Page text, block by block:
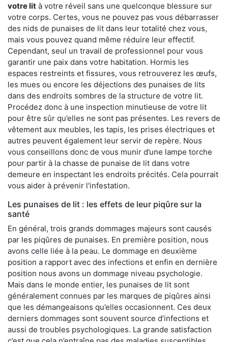
votre lit à votre réveil sans une quelconque blessure sur
votre corps. Certes, vous ne pouvez pas vous débarrasser
des nids de punaises de lit dans leur totalité chez vous,
mais vous pouvez quand même réduire leur effectif.
Cependant, seul un travail de professionnel pour vous
garantir une paix dans votre habitation. Hormis les
espaces restreints et fissures, vous retrouverez les œufs,
les mues ou encore les déjections des punaises de lits
dans des endroits sombres de la structure de votre lit.
Procédez donc à une inspection minutieuse de votre lit
pour être sûr qu’elles ne sont pas présentes. Les revers de
vêtement aux meubles, les tapis, les prises électriques et
autres peuvent également leur servir de repère. Nous
vous conseillons donc de vous munir d’une lampe torche
pour partir à la chasse de punaise de lit dans votre
demeure en inspectant les endroits précités. Cela pourrait
vous aider à prévenir l'infestation.
Les punaises de lit : les effets de leur piqûre sur la
santé
En général, trois grands dommages majeurs sont causés
par les piqûres de punaises. En première position, nous
avons celle liée à la peau. Le dommage en deuxième
position a rapport avec des infections et enfin en dernière
position nous avons un dommage niveau psychologie.
Mais dans le monde entier, les punaises de lit sont
généralement connues par les marques de piqûres ainsi
que les démangeaisons qu’elles occasionnent. Ces deux
derniers dommages sont souvent source d’infections et
aussi de troubles psychologiques. La grande satisfaction